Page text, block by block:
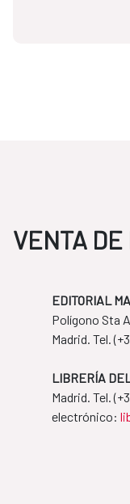
VENTA
EDITORIAL
Polígono Sta
Madrid. Tel.
LIBRERÍA
Madrid. Tel.
​​​​​​​electrónico: